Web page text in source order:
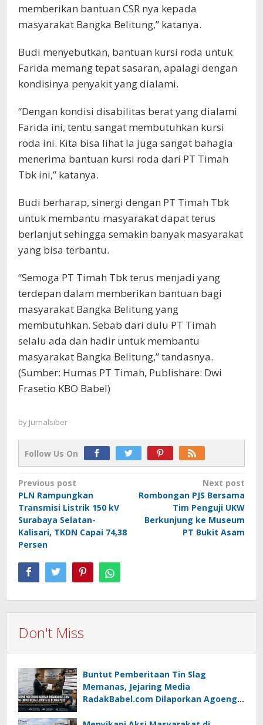
memberikan bantuan CSR nya kepada
masyarakat Bangka Belitung,” katanya.
Budi menyebutkan, bantuan kursi roda untuk
Farida memang tepat sasaran, apalagi dengan
kondisinya penyakit yang dialami.
“Dengan kondisi disabilitas berat yang dialami
Farida ini, tentu sangat membutuhkan kursi
roda ini. Kita bisa lihat Ia juga sangat bahagia
menerima bantuan kursi roda dari PT Timah
Tbk ini,” katanya.
Budi berharap, sinergi dengan PT Timah Tbk
untuk membantu masyarakat dapat terus
berlanjut sehingga semakin banyak masyarakat
yang bisa terbantu.
“Semoga PT Timah Tbk terus menjadi yang
terdepan dalam memberikan bantuan bagi
masyarakat Bangka Belitung yang
membutuhkan. Sebab dari dulu PT Timah
selalu ada dan hadir untuk membantu
masyarakat Bangka Belitung,” tandasnya.
(Sumber: Humas PT Timah, Publishare: Dwi
Frasetio KBO Babel)
by Jurnalsiber
Follow Us On
Post
navigation
Previous post
PLN Rampungkan
Transmisi Listrik 150 kV
Surabaya Selatan-
Kalisari, TKDN Capai 74,38
Persen
Next post
Rombongan PJS Bersama
Tim Penguji UKW
Berkunjung ke Museum
PT Bukit Asam
Don't Miss
Buntut Pemberitaan Tin Slag
Memanas, Jejaring Media
RadakBabel.com Dilaporkan Agoeng